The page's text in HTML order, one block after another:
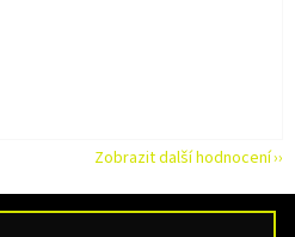
je 5 z 5 hvězdiček.
Zobrazit další hodnocení